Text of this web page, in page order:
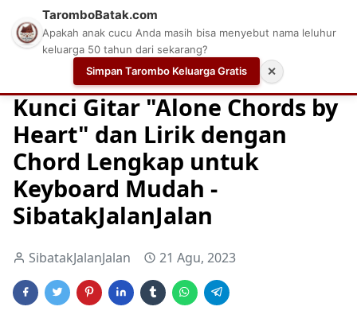
Chord Chord Gitar Easy Guitar Tabs
Kunci Gitar "Alone Chords by
Heart" dan Lirik dengan
Chord Lengkap untuk
Keyboard Mudah -
SibatakJalanJalan
SibatakJalanJalan 21 Agu, 2023
TaromboBatak.com
Apakah anak cucu Anda masih bisa menyebut nama leluhur
keluarga 50 tahun dari sekarang?
Simpan Tarombo Keluarga Gratis
✕